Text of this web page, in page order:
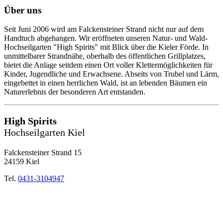
Über uns
Seit Juni 2006 wird am Falckensteiner Strand nicht nur auf dem
Handtuch abgehangen. Wir eröffneten unseren Natur- und Wald-
Hochseilgarten "High Spirits" mit Blick über die Kieler Förde. In
unmittelbarer Strandnähe, oberhalb des öffentlichen Grillplatzes,
bietet die Anlage seitdem einen Ort voller Klettermöglichkeiten für
Kinder, Jugendliche und Erwachsene. Abseits von Trubel und Lärm,
eingebettet in einen herrlichen Wald, ist an lebenden Bäumen ein
Naturerlebnis der besonderen Art entstanden.
High Spirits
Hochseilgarten Kiel
Falckensteiner Strand 15
24159 Kiel
Tel. 0431-3104947